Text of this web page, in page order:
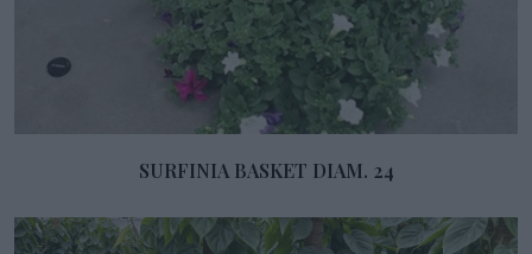
SURFINIA BASKET DIAM. 24